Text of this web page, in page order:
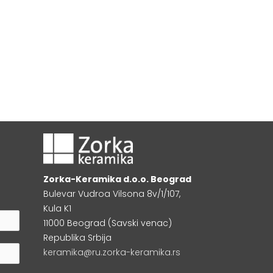
Zorka-Keramika d.o.o. Beograd
Bulevar Vudroa Vilsona 8v/1/107,
Kula K1
11000 Beograd (Savski venac)
Republika Srbija
keramika@ru.zorka-keramika.rs